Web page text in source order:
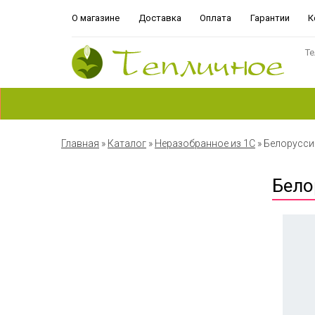
О магазине Доставка Оплата Гарантии
Главная » Каталог » Неразобранное из 1С »